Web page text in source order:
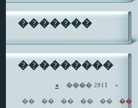
�������
���������
« ���� 2011 »
�� �� �� �� �� ��